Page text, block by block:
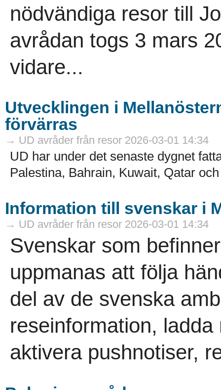
nödvändiga resor till
avrådan togs 3 mars
vidare...
Utvecklingen i
förvärras
→ UD avråder från resor 2026-03-01 14:34
UD har under det senaste dygnet
Palestina, Bahrain, Kuwait, Qatar
Information till svenskar i
→ UD avråder från resor 2026-03-01 14:34
Svenskar som
uppmanas att följa
del av de svenska
reseinformation,
aktivera pushnotiser,